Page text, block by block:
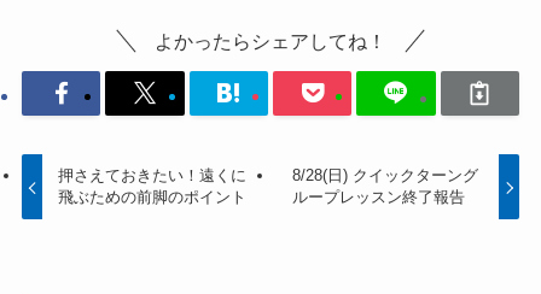
よかったらシェアしてね！
押さえておきたい！遠くに
飛ぶための前脚のポイント
8/28(日) クイックターング
ループレッスン終了報告